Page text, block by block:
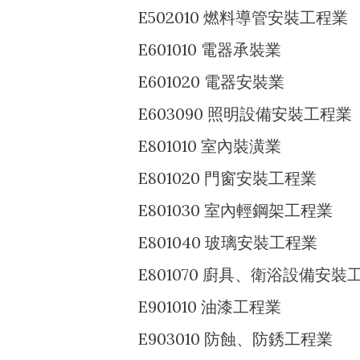
E502010 燃料導管安裝工程業
E601010 電器承裝業
E601020 電器安裝業
E603090 照明設備安裝工程業
E801010 室內裝潢業
E801020 門窗安裝工程業
E801030 室內輕鋼架工程業
E801040 玻璃安裝工程業
E801070 廚具、衛浴設備安裝
E901010 油漆工程業
E903010 防蝕、防銹工程業